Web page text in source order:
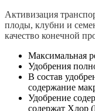
Активизация
плоды, клубни и
качество конечной
Максимальная
Удобрения
В состав
содержание
Удобрение
содержат Хлор